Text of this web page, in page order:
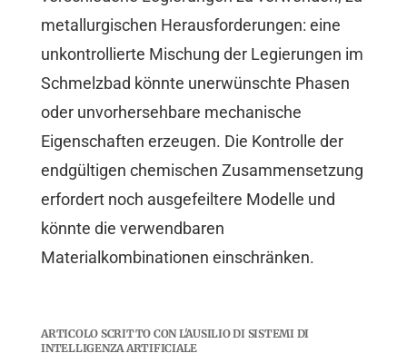
metallurgischen Herausforderungen: eine
unkontrollierte Mischung der Legierungen im
Schmelzbad könnte unerwünschte Phasen
oder unvorhersehbare mechanische
Eigenschaften erzeugen. Die Kontrolle der
endgültigen chemischen Zusammensetzung
erfordert noch ausgefeiltere Modelle und
könnte die verwendbaren
Materialkombinationen einschränken.
ARTICOLO SCRITTO CON L'AUSILIO DI SISTEMI DI
INTELLIGENZA ARTIFICIALE